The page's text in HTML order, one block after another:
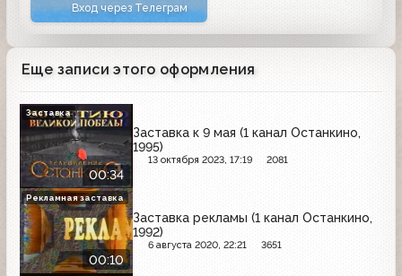
Вход через Телеграм
Еще записи этого оформления
00:34
Заставка к 9 мая (1 канал Останкино,
1995)
13 октября 2023, 17:19 2081
Заставка
00:10
Заставка рекламы (1 канал Останкино,
1992)
6 августа 2020, 22:21 3651
Рекламная заставка